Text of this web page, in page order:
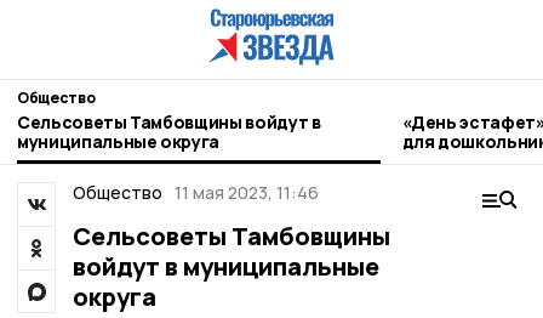
Общество
Сельсоветы Тамбовщины войдут в
муниципальные округа
«День
для
Общество 11 мая 2023, 11:46
Сельсоветы Тамбовщины
войдут в муниципальные
округа